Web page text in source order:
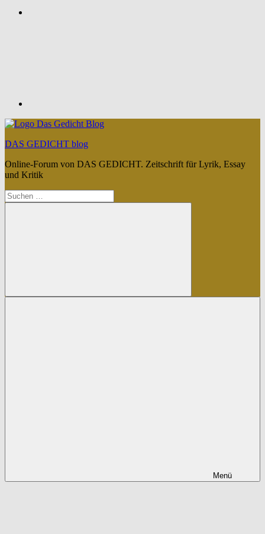
DAS GEDICHT blog
Online-Forum von DAS GEDICHT. Zeitschrift für Lyrik, Essay
und Kritik
Suchen
nach:
Suchen
Menü